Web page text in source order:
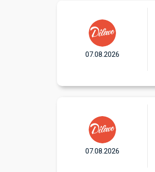
07.08.2026
07.08.2026